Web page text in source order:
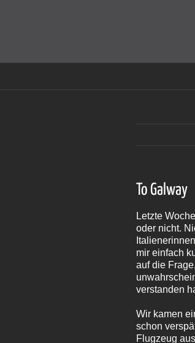
To Galway
Letzte
oder nicht.
mir einfach
auf die
verstanden
Wir kamen
schon
Flugzeug
Cookies helfen auf auf dieser Seite